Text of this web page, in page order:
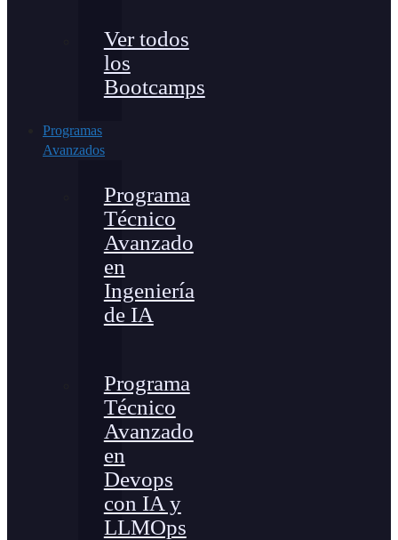
Ver todos
los
Bootcamps
Programas
Avanzados
Programa
Técnico
Avanzado
en
Ingeniería
de IA
Programa
Técnico
Avanzado
en
Devops
con IA y
LLMOps